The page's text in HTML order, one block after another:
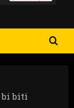
bi biti